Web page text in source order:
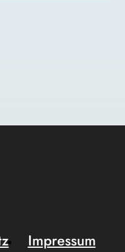
Impressum